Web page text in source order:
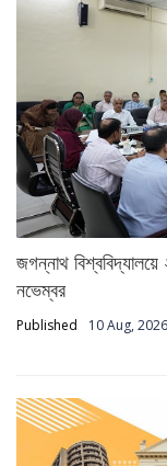
জগন্নাথ
নভেম্বর
Published 10 Aug, 2026